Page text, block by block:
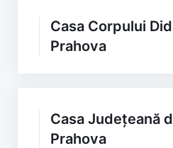
Casa Corpului
Prahova
Casa Județeană
Prahova